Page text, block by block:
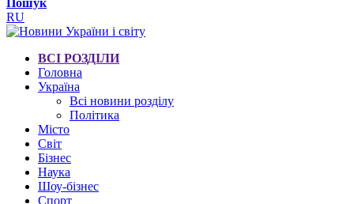
Пошук
RU
ВСІ РОЗДІЛИ
Головна
Україна
Всі новини розділу
Політика
Місто
Світ
Бізнес
Наука
Шоу-бізнес
Спорт